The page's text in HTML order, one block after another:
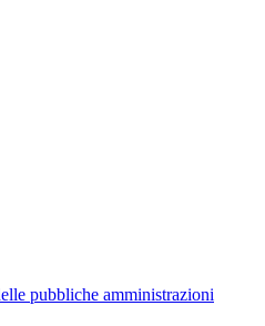
pubbliche amministrazioni